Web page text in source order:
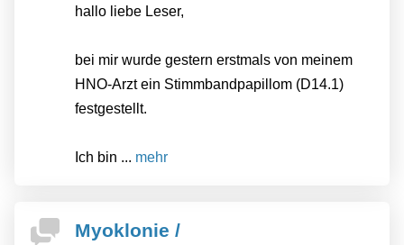
hallo liebe Leser,
bei mir wurde gestern erstmals von meinem
HNO-Arzt ein Stimmbandpapillom (D14.1)
festgestellt.
Ich bin ... mehr
Myoklonie /